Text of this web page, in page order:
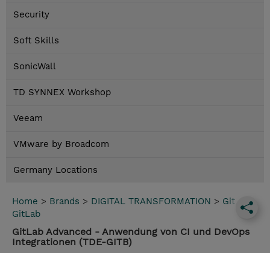
Security
Soft Skills
SonicWall
TD SYNNEX Workshop
Veeam
VMware by Broadcom
Germany Locations
Home > Brands > DIGITAL TRANSFORMATION > Git
GitLab
GitLab Advanced - Anwendung von CI und DevOps
Integrationen (TDE-GITB)